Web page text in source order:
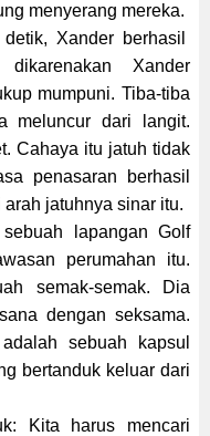
menyerang mereka.
Xander berhasil
Xander
mumpuni. Tiba-tiba
meluncur dari langit.
Cahaya itu jatuh tidak
penasaran berhasil
jatuhnya sinar itu.
lapangan Golf
perumahan itu.
semak-semak. Dia
dengan seksama.
sebuah kapsul
bertanduk keluar dari
Kita harus mencari